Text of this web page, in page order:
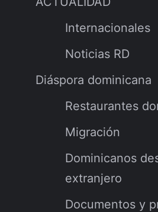
Internacionales
Noticias RD
Diáspora dominicana
Restaurantes
Migración
Dominicanos
extranjero
Documentos y